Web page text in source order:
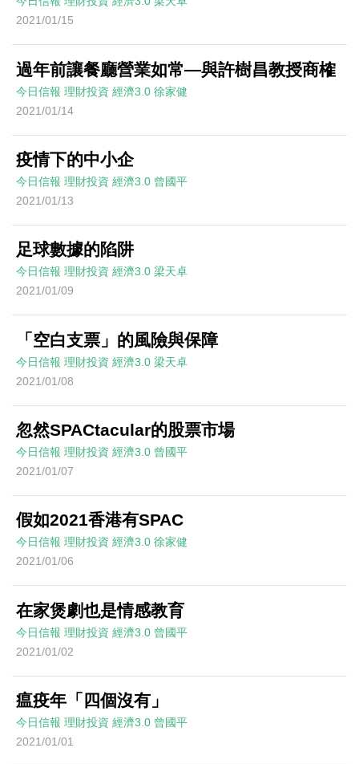
2021/01/15
過年前讓餐廳營業如常—與許樹昌教授商榷
今日信報 理財投資 經濟3.0 徐家健
2021/01/14
疫情下的中小企
今日信報 理財投資 經濟3.0 曾國平
2021/01/13
足球數據的陷阱
今日信報 理財投資 經濟3.0 梁天卓
2021/01/09
「空白支票」的風險與保障
今日信報 理財投資 經濟3.0 梁天卓
2021/01/08
忽然SPACtacular的股票市場
今日信報 理財投資 經濟3.0 曾國平
2021/01/07
假如2021香港有SPAC
今日信報 理財投資 經濟3.0 徐家健
2021/01/06
在家煲劇也是情感教育
今日信報 理財投資 經濟3.0 曾國平
2021/01/02
瘟疫年「四個沒有」
今日信報 理財投資 經濟3.0 曾國平
2021/01/01